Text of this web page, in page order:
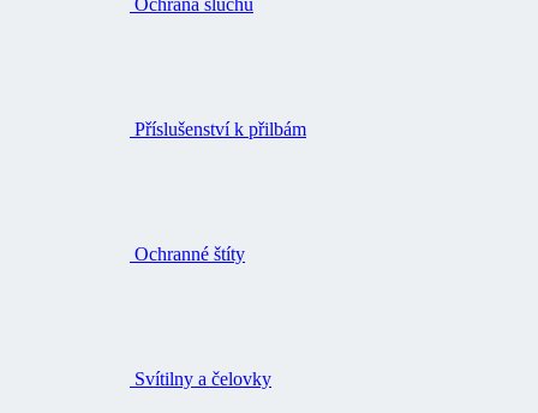
Ochrana sluchu
Příslušenství k přilbám
Ochranné štíty
Svítilny a čelovky